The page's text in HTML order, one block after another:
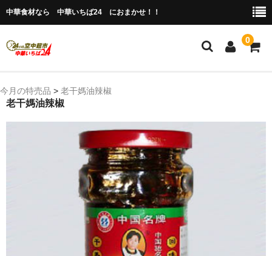
中華食材なら 中華いちば24 におまかせ！！
0
ホーム
冷凍 肉類＆点心
冷蔵 惣菜＆食品
今月の特売品 > 老干媽油辣椒
老干媽油辣椒